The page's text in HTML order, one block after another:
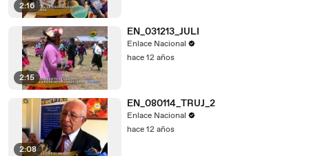
2:16
2:15
EN_031213_JULI
Enlace Nacional
hace 12 años
2:08
EN_080114_TRUJ_2
Enlace Nacional
hace 12 años